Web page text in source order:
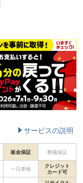
サービスの説明
板金保証 整備保証
一日車検
クレジット
カード可